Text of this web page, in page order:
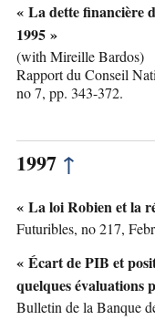
« La dette financière
1995 »
(with Mireille Bardos)
Rapport du Conseil
no 7, pp. 343-372.
1997 ↑
« La loi Robien et la
Futuribles, no 217,
« Écart de PIB et
quelques évaluations
Bulletin de la Banque